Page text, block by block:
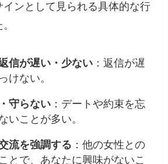
インとして見られる具体的な行
信が遅い・少ない ：返信が遅
けない。
守らない ：デートや約束を忘
いことが多い。
流を強調する ：他の女性との
とで、あなたに興味がないこ